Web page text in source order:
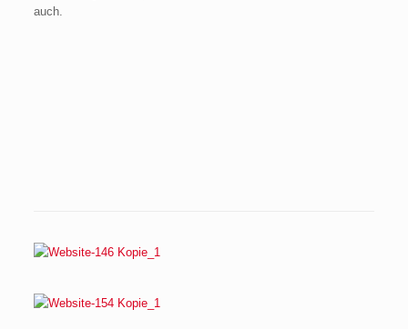
auch.